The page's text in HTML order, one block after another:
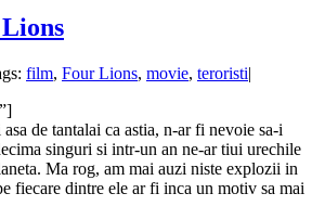
film, Four Lions, movie, teroristi|
de tantalai ca astia, n-ar fi nevoie sa-i
singuri si intr-un an ne-ar tiui urechile
Ma rog, am mai auzi niste explozii in
fiecare dintre ele ar fi inca un motiv sa mai